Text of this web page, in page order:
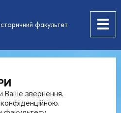
факультет
Ваше звернення.